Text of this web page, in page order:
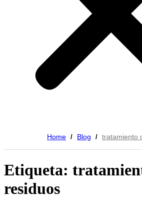
Home / Blog / tratamiento
Etiqueta:
residuos